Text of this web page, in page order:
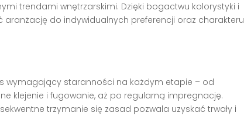
trendami wnętrzarskimi. Dzięki bogactwu kolorystyki i
do indywidualnych preferencji oraz charakteru
wymagający staranności na każdym etapie – od
klejenie i fugowanie, aż po regularną impregnację.
trzymanie się zasad pozwala uzyskać trwały i